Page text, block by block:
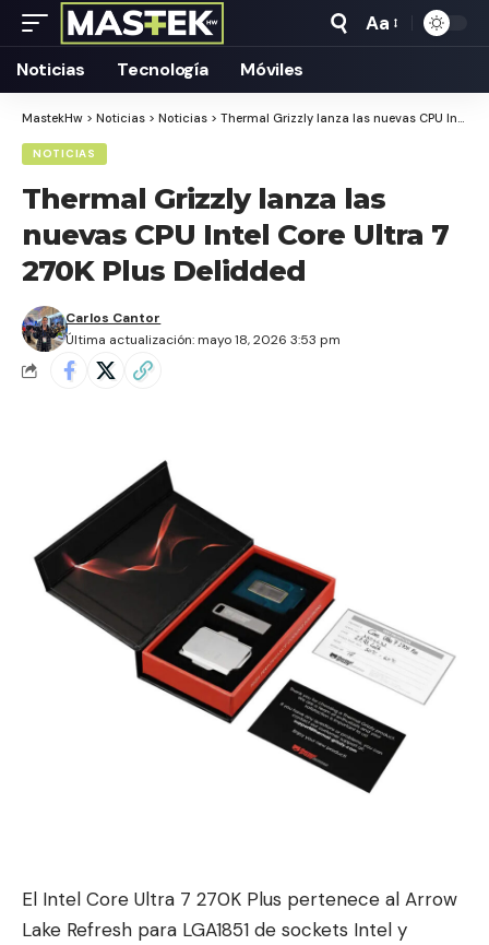
Tamaño
Aa
Noticias Tecnología Móviles
MastekHw > Noticias > Noticias > Thermal Grizzly lanza las nuevas CPU Intel Core Ultra 7 270K Plus Delidded
NOTICIAS
Thermal Grizzly lanza las
nuevas CPU Intel Core Ultra 7
270K Plus Delidded
Última actualización: mayo 18, 2026 3:53 pm
Carlos Cantor
El Intel Core Ultra 7 270K Plus pertenece al Arrow
Lake Refresh para LGA1851 de sockets Intel y